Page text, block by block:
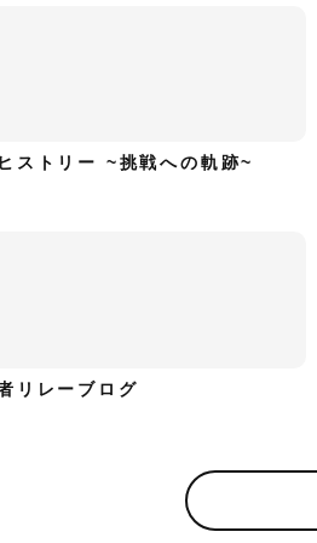
ストリー ~挑戦への軌跡~
リレーブログ